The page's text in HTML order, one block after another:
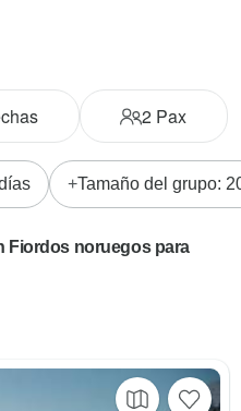
2 Pax
Tamaño del grupo:
Fiordos noruegos para